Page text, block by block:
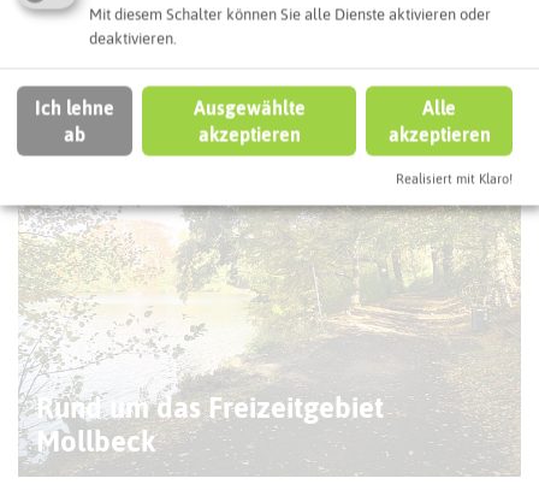
Rad-Wanderweg Sinsener Runde
RECKLINGHAUSEN
Rund um das Freizeitgebiet
Mollbeck
Mit diesem Schalter können Sie alle Dienste aktivieren oder
deaktivieren.
Ich lehne
ab
Ausgewählte
akzeptieren
Alle
akzeptieren
Realisiert mit Klaro!